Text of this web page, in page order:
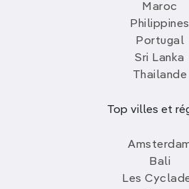
Maroc
Philippines
Portugal
Sri Lanka
Thailande
Top villes et
Bali
Les